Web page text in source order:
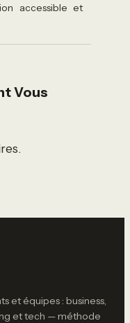
accessible et
Vous
et équipes : business,
et tech — méthode